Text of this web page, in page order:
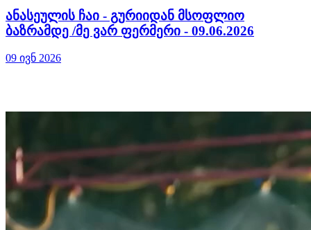
ანასეულის ჩაი - გურიიდან მსოფლიო
ბაზრამდე /მე ვარ ფერმერი - 09.06.2026
09 ივნ 2026